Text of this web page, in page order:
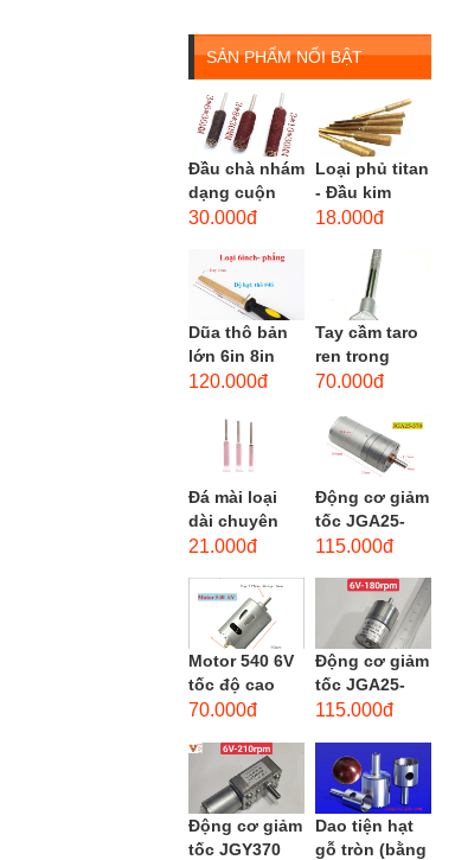
SẢN PHẨM NỔI BẬT
Đầu chà nhám
dạng cuộn
loại dài gắn
cốt 3mm
đầu...
30.000đ
Loại phủ titan
- Đầu kim
cương hình
(mũi mài...
18.000đ
Dũa thô bản
lớn 6in 8in
phẳng - độ
120.000đ
Tay cầm taro
ren trong
dùng cho mũi
M12
70.000đ
Đá mài loại
dài chuyên
dùng mài
loại, đá mài
cạnh,...
21.000đ
Động cơ giảm
tốc JGA25-
370 3-12 VDC.
mini JGA25-
115.000đ
Motor 540 6V
tốc độ cao
20.000 vòng/
torque
70.000đ
Động cơ giảm
tốc JGA25-
310 6-12 VDC.
mini JGA25-
310
115.000đ
Động cơ giảm
tốc JGY370
Dao tiện hạt
gỗ tròn (bằng